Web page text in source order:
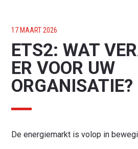
17 MAART 2026
ETS2: WAT
ER VOOR UW
ORGANISATIE?
De energiemarkt is volop in